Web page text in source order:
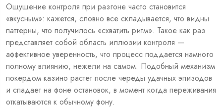
Ощущение контроля при разгоне часто становится
«вкусным»: кажется, словно все складывается, что видны
паттерны, что получилось «схватить ритм». Такое как раз
представляет собой область иллюзии контроля —
аффективное уверенность, что процесс поддается намного
полному влиянию, нежели на самом. Подобный механизм
покердом казино растет после череды удачных эпизодов
и спадает на фоне остановок, в момент когда переживания
откатываются к обычному фону.